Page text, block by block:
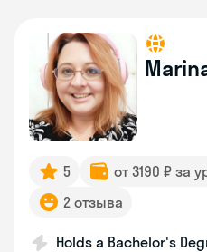
5 от 3190 ₽ за
2 отзыва
Holds a Bachelor's